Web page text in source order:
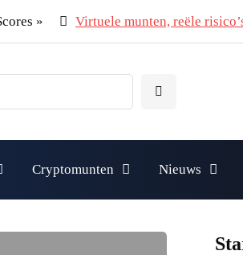
» Virtuele munten, reële
Cryptomunten Nieuws